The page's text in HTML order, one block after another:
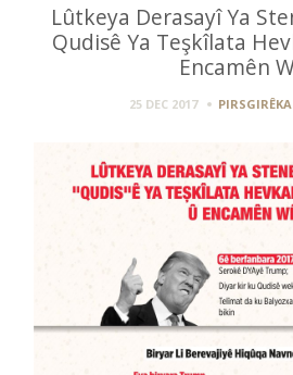
Lûtkeya Derasayî Ya
Qudisê Ya Teşkîlata
Encamên
25 DEC 2017